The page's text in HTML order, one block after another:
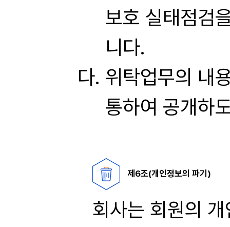
보호 실태점검
니다.
위탁업무의 내
통하여 공개하
제6조(개인정보의 파기)
회사는 회원의